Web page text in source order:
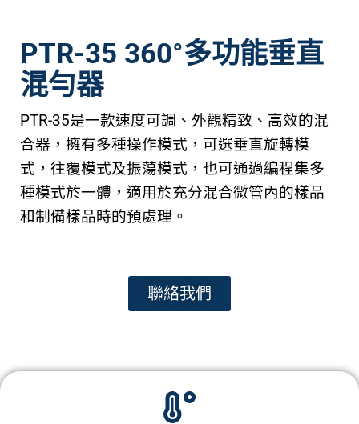
PTR-35 360°多功能垂直
混勻器
PTR-35是一款速度可調、外觀精致、高效的混
合器，擁有多種操作模式，可選垂直旋轉模
式，往覆模式及振蕩模式，也可通過編程集多
種模式於一體，適用於充分混合微管內的樣品
和制備樣品時的預處理。
聯絡我們